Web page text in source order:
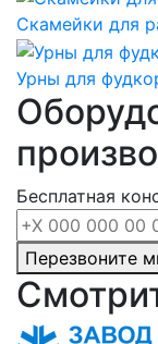
Скамейки для
Урны для
Бесплатная
Перезвоните